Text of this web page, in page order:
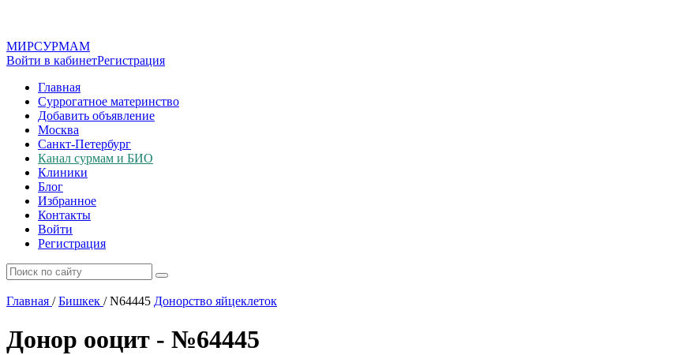
МИРСУРМАМ
Войти в кабинетРегистрация
Главная
Суррогатное материнство
Добавить объявление
Москва
Санкт-Петербург
Канал сурмам и БИО
Клиники
Блог
Избранное
Контакты
Войти
Регистрация
Главная / Бишкек /N64445 Донорство яйцеклеток
Донор ооцит - №64445